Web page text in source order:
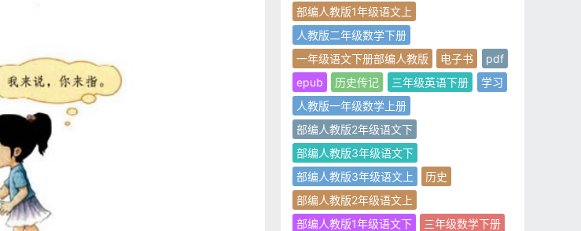
部编人教版1年级语文上
人教版二年级数学下册
一年级语文下册部编人教版
电子书
pdf
epub
历史传记 三年级英语下册
学习
人教版一年级数学上册
部编人教版2年级语文下
部编人教版3年级语文下
部编人教版3年级语文上
历史
部编人教版2年级语文上
部编人教版1年级语文下
三年级数学下册